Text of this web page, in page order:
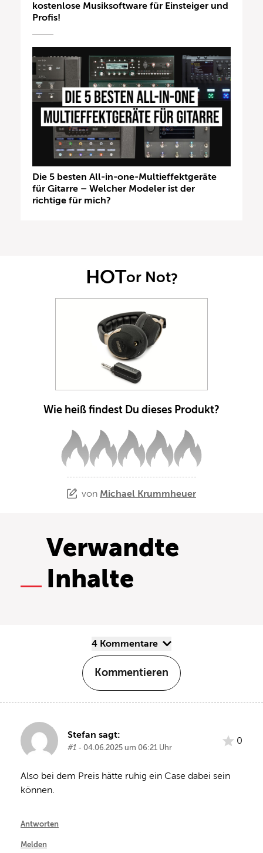
kostenlose Musiksoftware für Einsteiger und
Profis!
Die 5 besten All-in-one-Multieffektgeräte
für Gitarre – Welcher Modeler ist der
richtige für mich?
HOTor Not?
Wie heiß findest Du dieses Produkt?
von Michael Krummheuer
Verwandte
Inhalte
4 Kommentare
Kommentieren
Stefan sagt:
#1 - 04.06.2025 um 06:21 Uhr
0
Also bei dem Preis hätte ruhig ein Case dabei sein
können.
Antworten
Melden